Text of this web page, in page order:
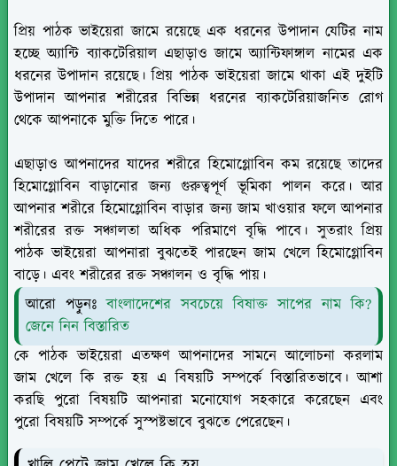
প্রিয় পাঠক ভাইয়েরা জামে রয়েছে এক ধরনের উপাদান যেটির নাম
হচ্ছে অ্যান্টি ব্যাকটেরিয়াল এছাড়াও জামে অ্যান্টিফাঙ্গাল নামের এক
ধরনের উপাদান রয়েছে। প্রিয় পাঠক ভাইয়েরা জামে থাকা এই দুইটি
উপাদান আপনার শরীরের বিভিন্ন ধরনের ব্যাকটেরিয়াজনিত রোগ
থেকে আপনাকে মুক্তি দিতে পারে।
এছাড়াও আপনাদের যাদের শরীরে হিমোগ্লোবিন কম রয়েছে তাদের
হিমোগ্লোবিন বাড়ানোর জন্য গুরুত্বপূর্ণ ভূমিকা পালন করে। আর
আপনার শরীরে হিমোগ্লোবিন বাড়ার জন্য জাম খাওয়ার ফলে আপনার
শরীরের রক্ত সঞ্চালতা অধিক পরিমাণে বৃদ্ধি পাবে। সুতরাং প্রিয়
পাঠক ভাইয়েরা আপনারা বুঝতেই পারছেন জাম খেলে হিমোগ্লোবিন
বাড়ে। এবং শরীরের রক্ত সঞ্চালন ও বৃদ্ধি পায়।
আরো পড়ুনঃবাংলাদেশের সবচেয়ে বিষাক্ত সাপের নাম কি?
জেনে নিন বিস্তারিত
কে পাঠক ভাইয়েরা এতক্ষণ আপনাদের সামনে আলোচনা করলাম
জাম খেলে কি রক্ত হয় এ বিষয়টি সম্পর্কে বিস্তারিতভাবে। আশা
করছি পুরো বিষয়টি আপনারা মনোযোগ সহকারে করেছেন এবং
পুরো বিষয়টি সম্পর্কে সুস্পষ্টভাবে বুঝতে পেরেছেন।